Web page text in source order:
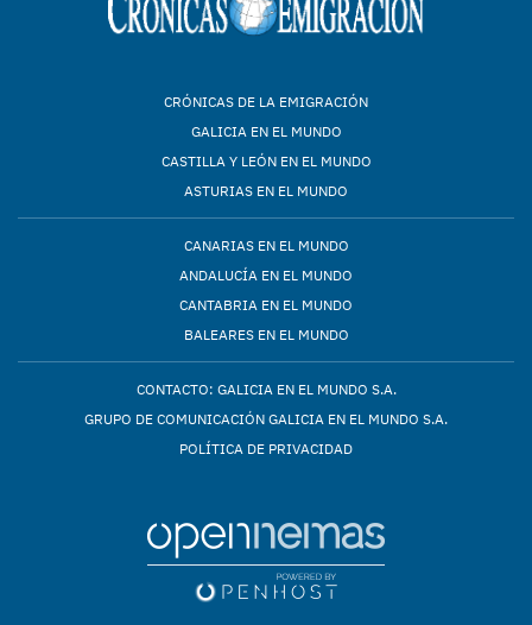
CRÓNICAS DE LA EMIGRACIÓN
GALICIA EN EL MUNDO
CASTILLA Y LEÓN EN EL MUNDO
ASTURIAS EN EL MUNDO
CANARIAS EN EL MUNDO
ANDALUCÍA EN EL MUNDO
CANTABRIA EN EL MUNDO
BALEARES EN EL MUNDO
CONTACTO: GALICIA EN EL MUNDO S.A.
GRUPO DE COMUNICACIÓN GALICIA EN EL MUNDO S.A.
POLÍTICA DE PRIVACIDAD